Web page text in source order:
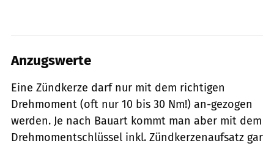
Anzugswerte
Eine Zündkerze darf nur mit dem richtigen
Drehmoment (oft nur 10 bis 30 Nm!) an-gezogen
werden. Je nach Bauart kommt man aber mit dem
Drehmomentschlüssel inkl. Zündkerzenaufsatz gar